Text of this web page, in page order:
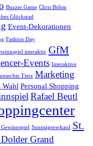
Buzzer Game Chris Böhm
Glücksrad
Event-Dekorationen
Fashion Day
interaktiv GfM
Events Interaktive
Tiere Marketing
Wahl Personal Shopping
Rafael Beutl
Gewinnspiel Sonntagsverkauf St.
Grand